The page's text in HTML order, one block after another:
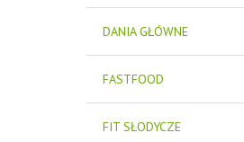
DANIA GŁÓWNE
FASTFOOD
FIT SŁODYCZE